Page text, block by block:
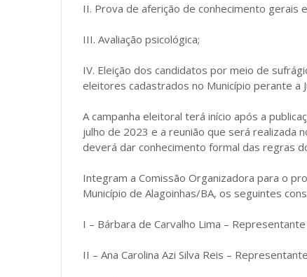
II. Prova de aferição de conhecimento gerais
III. Avaliação psicológica;
IV. Eleição dos candidatos por meio de
eleitores cadastrados no Município perante a
A campanha eleitoral terá início após a
julho de 2023 e a reunião que será realizada
deverá dar conhecimento formal das regras
Integram a Comissão Organizadora para o
Município de Alagoinhas/BA, os seguintes
I – Bárbara de Carvalho Lima – Representante
II – Ana Carolina Azi Silva Reis –